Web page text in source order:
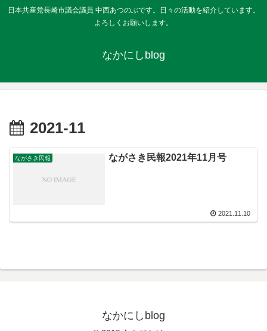
日本共産党長崎市議会議員 中西あつのぶです。日々の活動を紹介しています。
よろしくお願いします。
なかにしblog
2021-11
ながさき民報 ながさき民報2021年11月号
2021.11.10
なかにしblog